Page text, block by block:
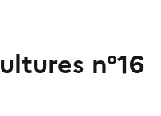
n°16